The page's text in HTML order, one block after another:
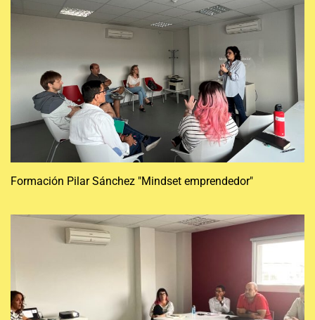
Formación Pilar Sánchez "Mindset emprendedor"